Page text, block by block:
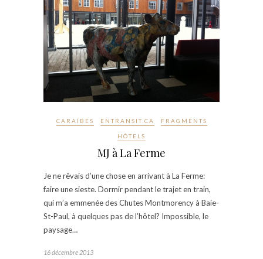
CARAÏBES ENTRANSIT.CA FRAGMENTS
HÔTELS
MJ à La Ferme
Je ne rêvais d’une chose en arrivant à La Ferme:
faire une sieste. Dormir pendant le trajet en train,
qui m’a emmenée des Chutes Montmorency à Baie-
St-Paul, à quelques pas de l’hôtel? Impossible, le
paysage…
16 décembre 2013